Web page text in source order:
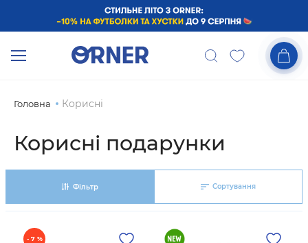
Головна Корисні
Корисні подарунки
Фільтр Сортування
- 7 %